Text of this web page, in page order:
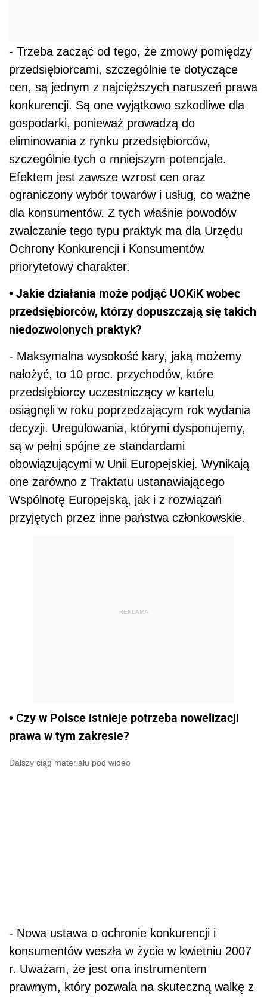
- Trzeba zacząć od tego, że zmowy pomiędzy
przedsiębiorcami, szczególnie te dotyczące
cen, są jednym z najcięższych naruszeń prawa
konkurencji. Są one wyjątkowo szkodliwe dla
gospodarki, ponieważ prowadzą do
eliminowania z rynku przedsiębiorców,
szczególnie tych o mniejszym potencjale.
Efektem jest zawsze wzrost cen oraz
ograniczony wybór towarów i usług, co ważne
dla konsumentów. Z tych właśnie powodów
zwalczanie tego typu praktyk ma dla Urzędu
Ochrony Konkurencji i Konsumentów
priorytetowy charakter.
• Jakie działania może podjąć UOKiK wobec
przedsiębiorców, którzy dopuszczają się takich
niedozwolonych praktyk?
- Maksymalna wysokość kary, jaką możemy
nałożyć, to 10 proc. przychodów, które
przedsiębiorcy uczestniczący w kartelu
osiągnęli w roku poprzedzającym rok wydania
decyzji. Uregulowania, którymi dysponujemy,
są w pełni spójne ze standardami
obowiązującymi w Unii Europejskiej. Wynikają
one zarówno z Traktatu ustanawiającego
Wspólnotę Europejską, jak i z rozwiązań
przyjętych przez inne państwa członkowskie.
REKLAMA
• Czy w Polsce istnieje potrzeba nowelizacji
prawa w tym zakresie?
Dalszy ciąg materiału pod wideo
- Nowa ustawa o ochronie konkurencji i
konsumentów weszła w życie w kwietniu 2007
r. Uważam, że jest ona instrumentem
prawnym, który pozwala na skuteczną walkę z